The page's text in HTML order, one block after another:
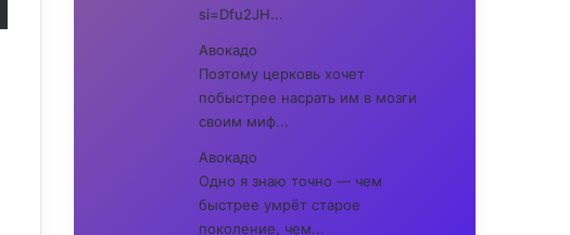
si=Dfu2JH...
Авокадо
Поэтому церковь хочет
побыстрее насрать им в мозги
своим миф...
Авокадо
Одно я знаю точно — чем
быстрее умрёт старое
поколение, чем...